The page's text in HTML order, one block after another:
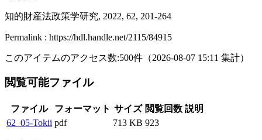
知的財産法政策学研究, 2022, 62, 201-264
Permalink : https://hdl.handle.net/2115/84915
このアイテムのアクセス数:500件 （2026-08-07 15:11 集計）
閲覧可能ファイル
ファイル フォーマット サイズ 閲覧回数 説明
62_05-Tokii pdf 713 KB 923